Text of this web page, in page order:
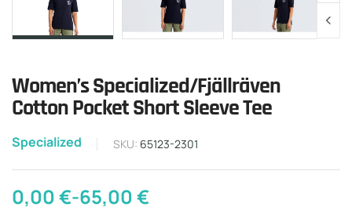
Women’s Specialized/Fjällräven
Cotton Pocket Short Sleeve Tee
Specialized SKU: 65123-2301
0,00€-65,00€